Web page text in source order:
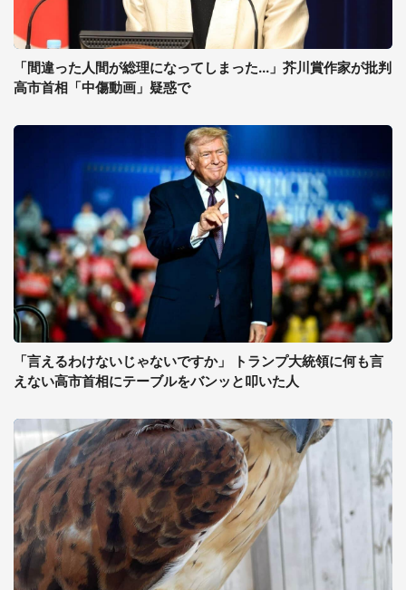
「間違った人間が総理になってしまった...」芥川賞作家が批判
高市首相「中傷動画」疑惑で
「言えるわけないじゃないですか」 トランプ大統領に何も言
えない高市首相にテーブルをバンッと叩いた人